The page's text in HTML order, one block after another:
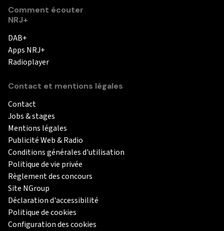
Comment écouter
NRJ+
DAB+
Apps NRJ+
Radioplayer
Contact et mentions légales
Contact
Jobs & stages
Mentions légales
Publicité Web & Radio
Conditions générales d'utilisation
Politique de vie privée
Règlement des concours
Site NGroup
Déclaration d'accessibilité
Politique de cookies
Configuration des cookies